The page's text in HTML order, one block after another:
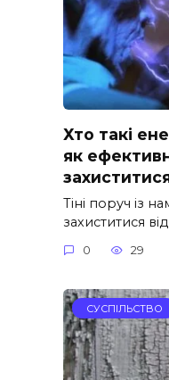
Хто такі
як
Тіні поруч із
захиститися від
0 29
СУСПІЛЬСТВО